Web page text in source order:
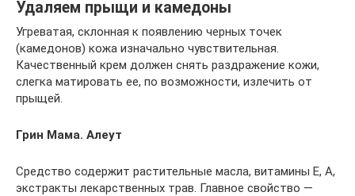
Удаляем прыщи и камедоны
Угреватая, склонная к появлению черных точек
(камедонов) кожа изначально чувствительная.
Качественный крем должен снять раздражение кожи,
слегка матировать ее, по возможности, излечить от
прыщей.
Грин Мама. Алеут
Средство содержит растительные масла, витамины Е, А,
экстракты лекарственных трав. Главное свойство —